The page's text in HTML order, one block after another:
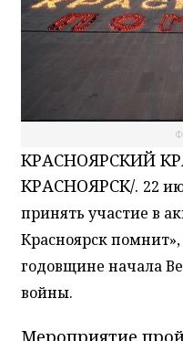
КРАСНОЯРСКИЙ
КРАСНОЯРСК/. 22
принять участие в
Красноярск
годовщине начала
войны.
Мероприятие